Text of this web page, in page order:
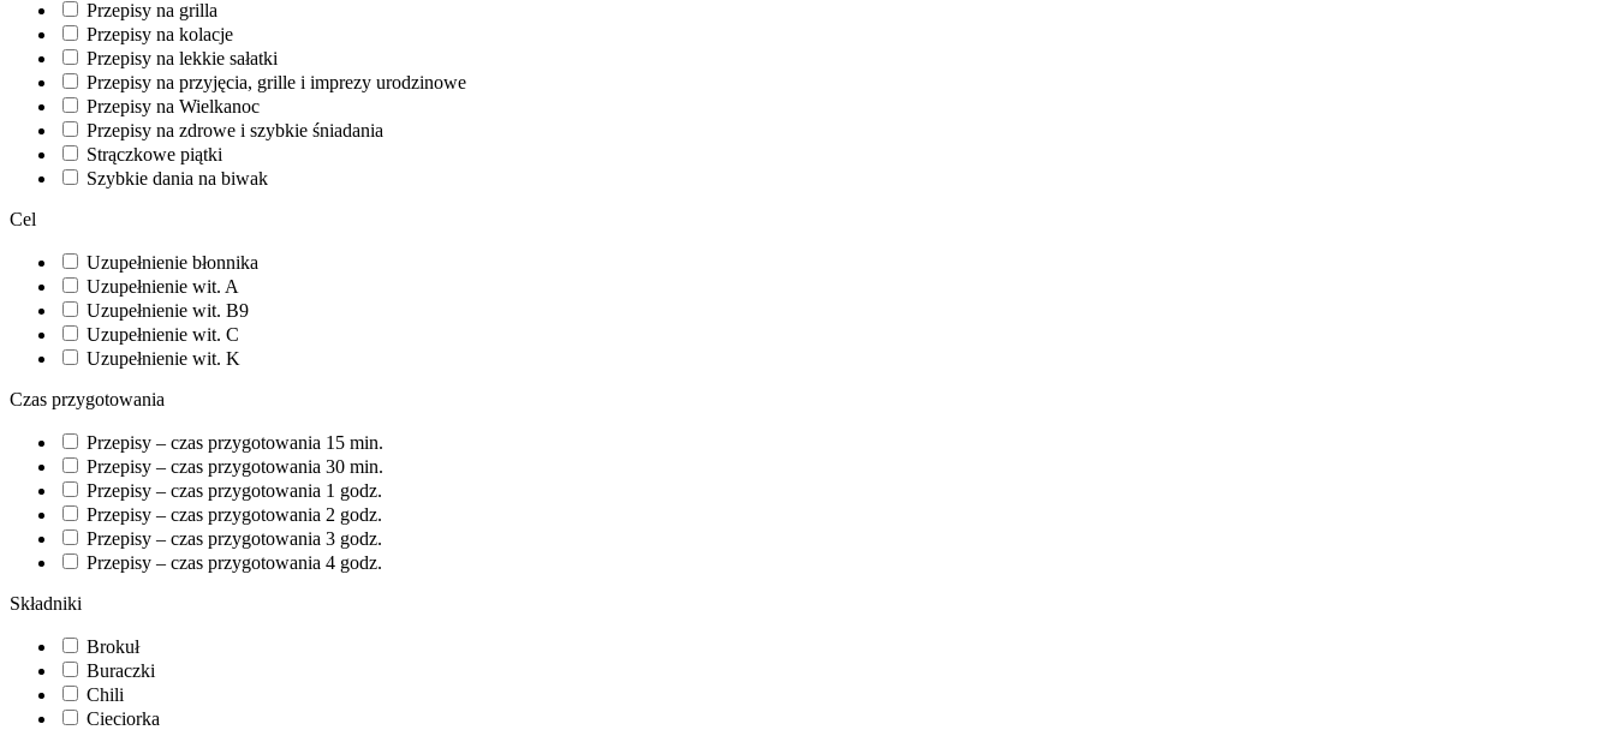
Przepisy na grilla
Przepisy na kolacje
Przepisy na lekkie sałatki
Przepisy na przyjęcia, grille i imprezy urodzinowe
Przepisy na Wielkanoc
Przepisy na zdrowe i szybkie śniadania
Strączkowe piątki
Szybkie dania na biwak
Cel
Uzupełnienie błonnika
Uzupełnienie wit. A
Uzupełnienie wit. B9
Uzupełnienie wit. C
Uzupełnienie wit. K
Czas przygotowania
Przepisy – czas przygotowania 15 min.
Przepisy – czas przygotowania 30 min.
Przepisy – czas przygotowania 1 godz.
Przepisy – czas przygotowania 2 godz.
Przepisy – czas przygotowania 3 godz.
Przepisy – czas przygotowania 4 godz.
Składniki
Brokuł
Buraczki
Chili
Cieciorka